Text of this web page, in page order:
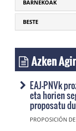
BARNEKOAK
BESTE
Azken
EAJ-PNVk
eta horien
proposatu du
PROPOSICIÓN